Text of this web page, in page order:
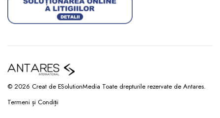
© 2026 Creat de ESolutionMedia Toate drepturile rezervate de Antares.
Termeni și Condiții